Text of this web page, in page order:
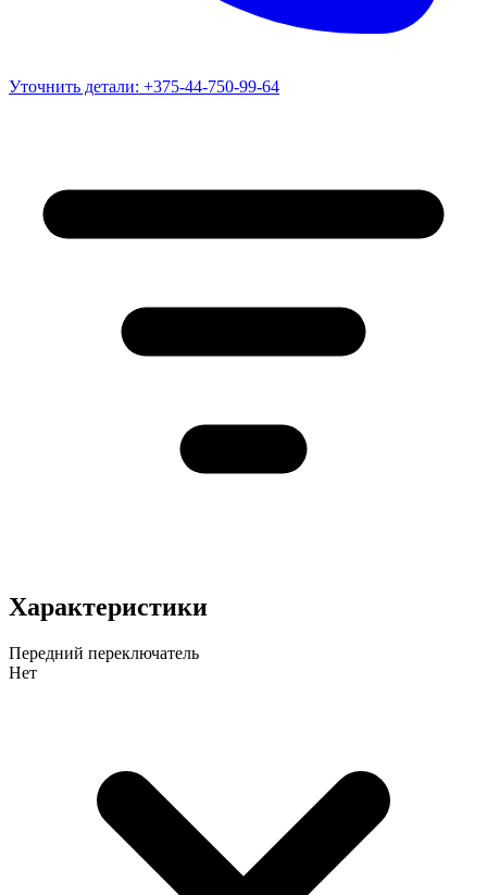
Уточнить детали: +375-44-750-99-64
Характеристики
Передний переключатель
Нет